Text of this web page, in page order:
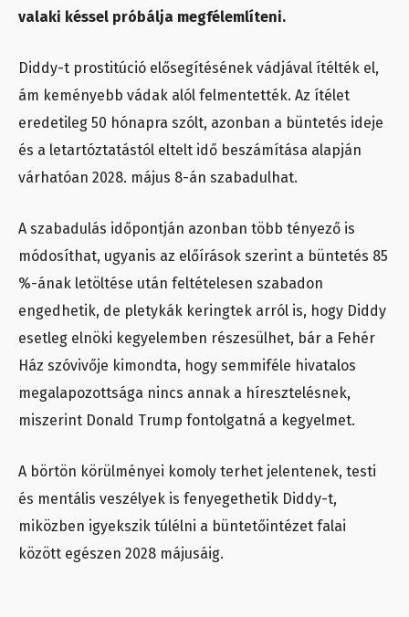
valaki késsel próbálja megfélemlíteni.
Diddy-t prostitúció elősegítésének vádjával ítélték el,
ám keményebb vádak alól felmentették. Az ítélet
eredetileg 50 hónapra szólt, azonban a büntetés ideje
és a letartóztatástól eltelt idő beszámítása alapján
várhatóan 2028. május 8-án szabadulhat.
A szabadulás időpontján azonban több tényező is
módosíthat, ugyanis az előírások szerint a büntetés 85
%-ának letöltése után feltételesen szabadon
engedhetik, de pletykák keringtek arról is, hogy Diddy
esetleg elnöki kegyelemben részesülhet, bár a Fehér
Ház szóvivője kimondta, hogy semmiféle hivatalos
megalapozottsága nincs annak a híresztelésnek,
miszerint Donald Trump fontolgatná a kegyelmet.
A börtön körülményei komoly terhet jelentenek, testi
és mentális veszélyek is fenyegethetik Diddy-t,
miközben igyekszik túlélni a büntetőintézet falai
között egészen 2028 májusáig.